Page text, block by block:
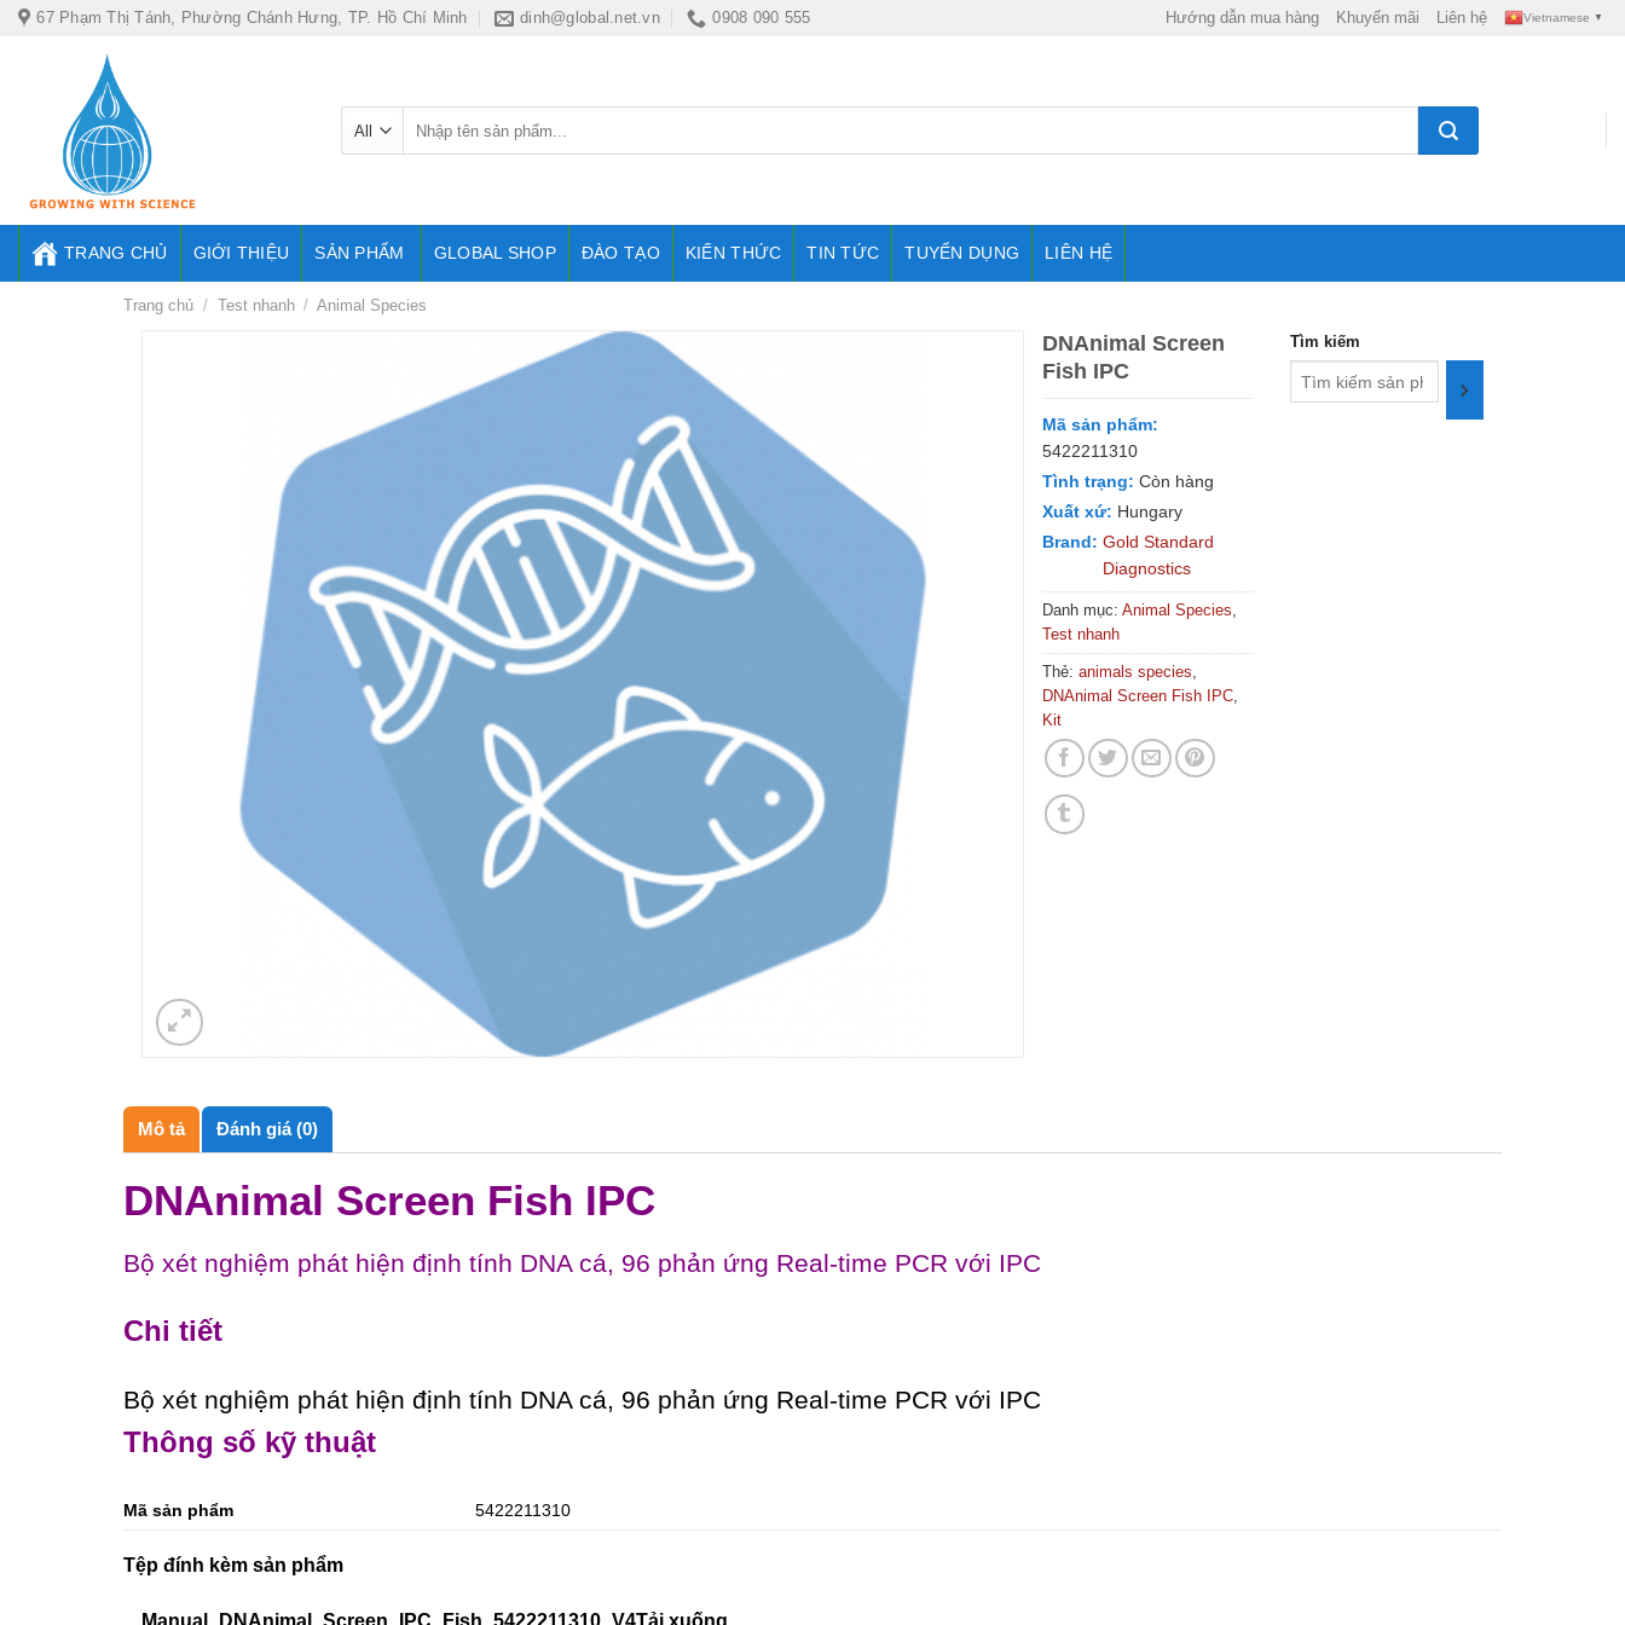
Skip67 Phạm Thị Tánh, Phường Chánh Hưng, TP. Hồ Chí Minh dinh@global.net.vn 0908 090 555 Hướng dẫn mua hàng Khuyến mãi Liên hệ Vietnamese ▼
kiếm:
TRANG CHỦ GIỚI THIỆU SẢN PHẨM GLOBAL SHOP ĐÀO TẠO KIẾN THỨC TIN TỨC TUYỂN DỤNG LIÊN HỆ
Trang chủ / Test nhanh / Animal Species
DNAnimal Screen
Fish IPC
Mã sản phẩm:
5422211310
Tình trạng: Còn hàng
Xuất xứ: Hungary
Brand: Gold Standard
Diagnostics
Danh mục: Animal Species
Test nhanh
Thẻ: animals species
DNAnimal Screen Fish IPC
Kit
Tìm kiếm
Mô tả Đánh giá (0)
DNAnimal Screen Fish IPC
Bộ xét nghiệm phát hiện định tính DNA cá, 96 phản ứng Real-time PCR với IPC
Chi tiết
Bộ xét nghiệm phát hiện định tính DNA cá, 96 phản ứng Real-time PCR với IPC
Thông số kỹ thuật
Mã sản phẩm 5422211310
Tệp đính kèm sản phẩm
Manual_DNAnimal_Screen_IPC_Fish_5422211310_V4Tải xuống